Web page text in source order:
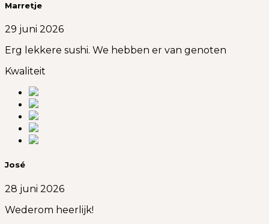
Marretje
29 juni 2026
Erg lekkere sushi. We hebben er van genoten
Kwaliteit
José
28 juni 2026
Wederom heerlijk!